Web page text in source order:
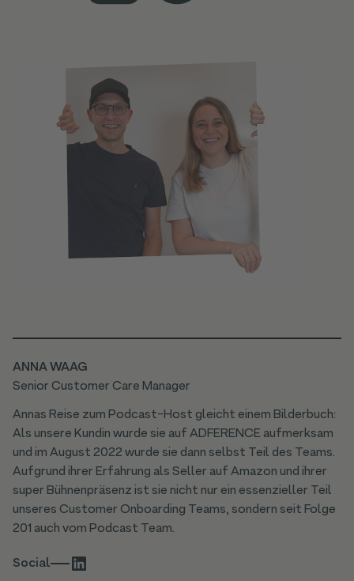
ANNA WAAG
Senior Customer Care Manager
Annas Reise zum Podcast-Host gleicht einem Bilderbuch:
Als unsere Kundin wurde sie auf ADFERENCE aufmerksam
und im August 2022 wurde sie dann selbst Teil des Teams.
Aufgrund ihrer Erfahrung als Seller auf Amazon und ihrer
super Bühnenpräsenz ist sie nicht nur ein essenzieller Teil
unseres Customer Onboarding Teams, sondern seit Folge
201 auch vom Podcast Team.
Social